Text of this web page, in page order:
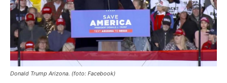
Donald Trump Arizona. (foto: Facebook)